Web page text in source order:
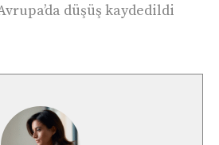
düşüş kaydedildi